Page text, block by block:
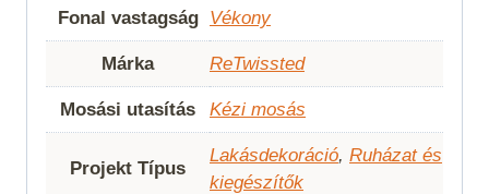
Fonal vastagság Vékony
Márka ReTwissted
Mosási utasítás Kézi mosás
Projekt Típus
Lakásdekoráció, Ruházat és
kiegészítők